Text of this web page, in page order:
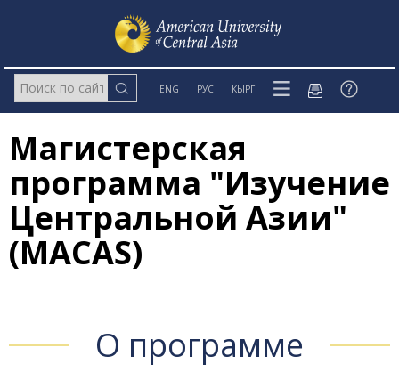
ENG РУС КЫРГ
Магистерская
программа "Изучение
Центральной Азии"
(MACAS)
О программе